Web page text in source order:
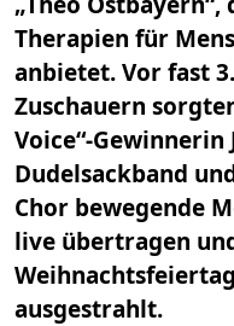
Therapien für
anbietet. Vor fast
Zuschauern
Voice“-
Dudelsackband
Chor bewegende
live übertragen
ausgestrahlt.